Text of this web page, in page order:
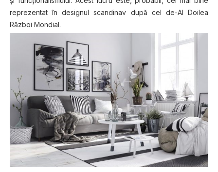
reprezentat în designul scandinav după cel de-Al Doilea
Război Mondial.